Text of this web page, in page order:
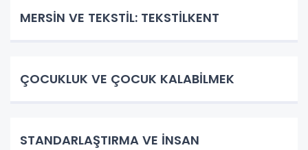
MERSİN VE TEKSTİL: TEKSTİLKENT
ÇOCUKLUK VE ÇOCUK KALABİLMEK
STANDARLAŞTIRMA VE İNSAN